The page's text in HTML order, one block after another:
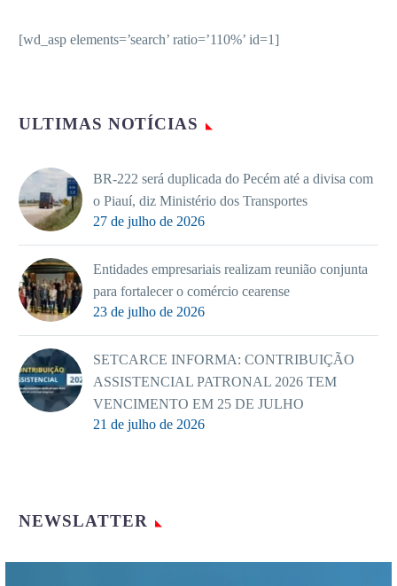
[wd_asp elements=’search’ ratio=’110%’ id=1]
ULTIMAS NOTÍCIAS
BR-222 será duplicada do Pecém até a divisa com
o Piauí, diz Ministério dos Transportes
27 de julho de 2026
Entidades empresariais realizam reunião conjunta
para fortalecer o comércio cearense
23 de julho de 2026
SETCARCE INFORMA: CONTRIBUIÇÃO
ASSISTENCIAL PATRONAL 2026 TEM
VENCIMENTO EM 25 DE JULHO
21 de julho de 2026
NEWSLATTER